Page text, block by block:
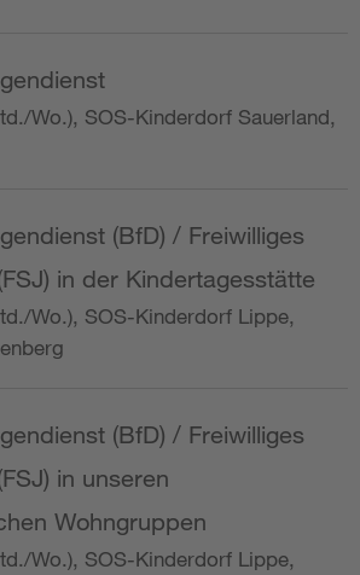
Wo.), SOS-Kinderdorf Sauerland,
(BfD) / Freiwilliges
in der Kindertagesstätte
Wo.), SOS-Kinderdorf Lippe,
(BfD) / Freiwilliges
in unseren
Wohngruppen
Wo.), SOS-Kinderdorf Lippe,